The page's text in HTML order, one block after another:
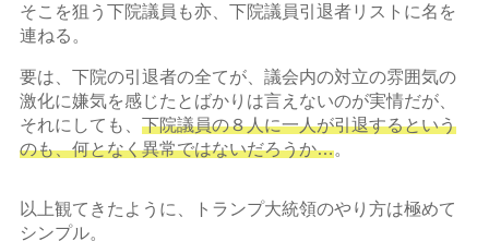
そこを狙う下院議員も亦、下院議員引退者リストに名を
連ねる。
要は、下院の引退者の全てが、議会内の対立の雰囲気の
激化に嫌気を感じたとばかりは言えないのが実情だが、
それにしても、 下院議員の８人に一人が引退するという
のも、何となく異常ではないだろうか…。
以上観てきたように、トランプ大統領のやり方は極めて
シンプル。